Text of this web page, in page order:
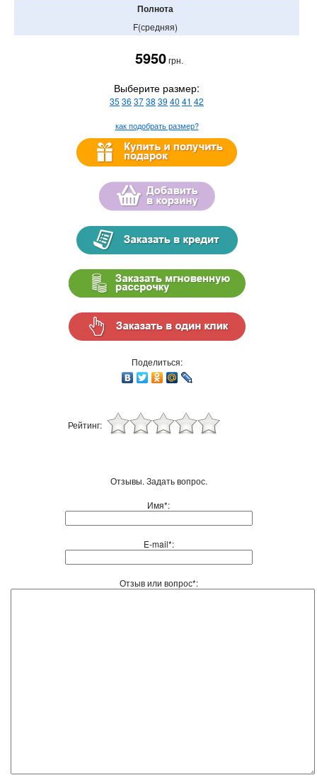
Полнота
F(средняя)
5950грн.
Выберите размер:
35 36 3738 39 40 41 42
как подобрать размер?
Поделиться:
Рейтинг:
Отзывы. Задать вопрос.
Имя*:
E-mail*:
Отзыв или вопрос*: